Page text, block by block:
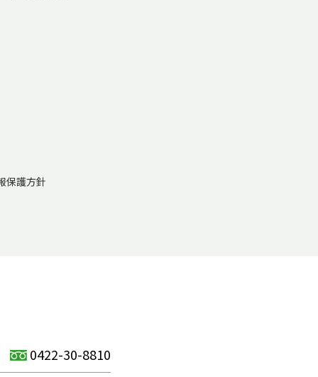
保護方針
0422-30-8810